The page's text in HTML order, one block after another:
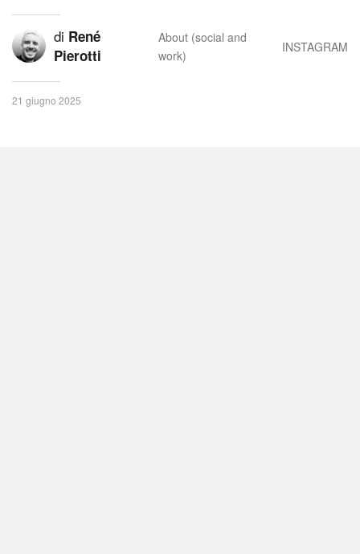
di René
Pierotti
About (social and
work)
INSTAGRAM
21 giugno 2025